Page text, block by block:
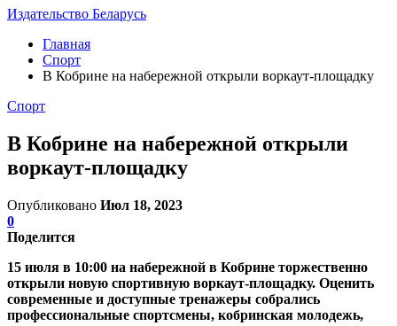
Издательство Беларусь
Главная
Спорт
В Кобрине на набережной открыли воркаут-площадку
Спорт
В Кобрине на набережной открыли
воркаут-площадку
Опубликовано Июл 18, 2023
0
Поделится
15 июля в 10:00 на набережной в Кобрине торжественно
открыли новую спортивную воркаут-площадку. Оценить
современные и доступные тренажеры собрались
профессиональные спортсмены, кобринская молодежь,